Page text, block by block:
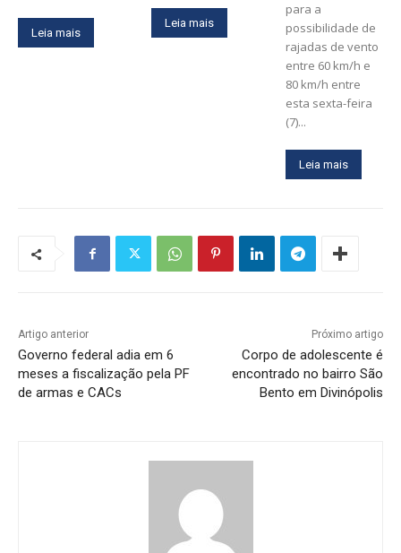
Leia mais
Leia mais
para a
possibilidade de
rajadas de vento
entre 60 km/h e
80 km/h entre
esta sexta-feira
(7)...
Leia mais
Artigo anterior
Governo federal adia em 6
meses a fiscalização pela PF
de armas e CACs
Próximo artigo
Corpo de adolescente é
encontrado no bairro São
Bento em Divinópolis